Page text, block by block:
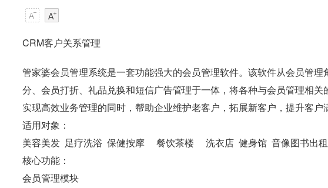
CRM客户关系管理
管家婆会员管理系统是一套功能强大的会员管理软件。该软件从会员管
分、会员打折、礼品兑换和短信广告管理于一体，将各种与会员管理相
实现高效业务管理的同时，帮助企业维护老客户，拓展新客户，提升客户
适用对象 ：
美容美发 足疗洗浴 保健按摩 餐饮茶楼 洗衣店 健身馆 音像图书出
核心功能 ：
会员管理模块